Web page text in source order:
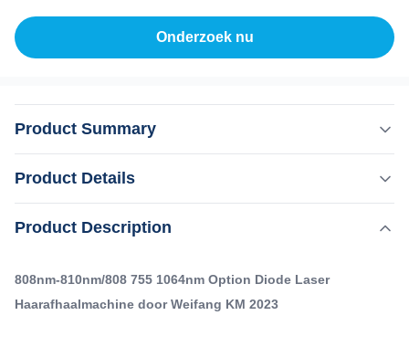
Onderzoek nu
Product Summary
drievoudige golflengten 4D trio ijs titanium platina Wilt u
machine wordt gebruikt voor ...
Product Details
Markeren: Multifunktioneel schoonheidsapparaat
Product Description
808nm-810nm/808 755 1064nm Option Diode Laser
Haarafhaalmachine door Weifang KM 2023